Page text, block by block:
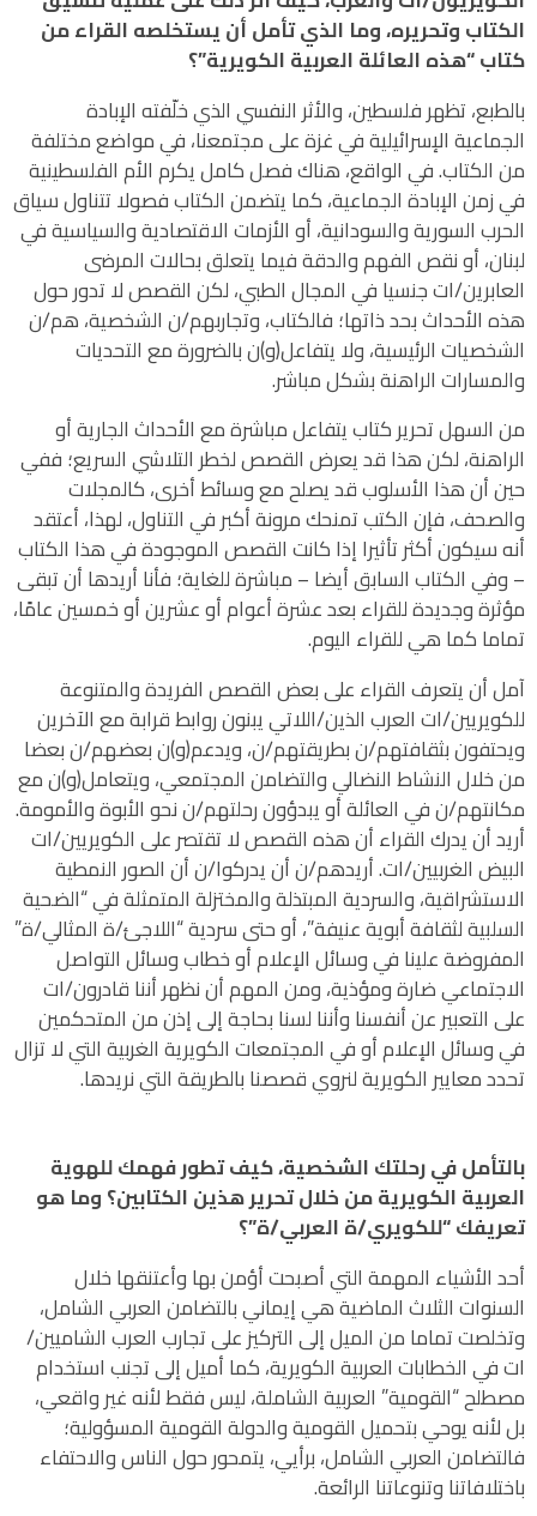
الكتاب وتحريره، وما الذي تأمل أن يستخلصه القراء من
كتاب “هذه العائلة العربية الكويرية”؟
بالطبع، تظهر فلسطين، والأثر النفسي الذي خلّفته الإبادة
الجماعية الإسرائيلية في غزة على مجتمعنا، في مواضع مختلفة
من الكتاب. في الواقع، هناك فصل كامل يكرم الأم الفلسطينية
في زمن الإبادة الجماعية، كما يتضمن الكتاب فصولا تتناول سياق
الحرب السورية والسودانية، أو الأزمات الاقتصادية والسياسية في
لبنان، أو نقص الفهم والدقة فيما يتعلق بحالات المرضى
العابرين/ات جنسيا في المجال الطبي، لكن القصص لا تدور حول
هذه الأحداث بحد ذاتها؛ فالكتاب، وتجاربهم/ن الشخصية، هم/ن
الشخصيات الرئيسية، ولا يتفاعل(و)ن بالضرورة مع التحديات
والمسارات الراهنة بشكل مباشر.
من السهل تحرير كتاب يتفاعل مباشرة مع الأحداث الجارية أو
الراهنة، لكن هذا قد يعرض القصص لخطر التلاشي السريع؛ ففي
حين أن هذا الأسلوب قد يصلح مع وسائط أخرى، كالمجلات
والصحف، فإن الكتب تمنحك مرونة أكبر في التناول، لهذا، أعتقد
أنه سيكون أكثر تأثيرا إذا كانت القصص الموجودة في هذا الكتاب
– وفي الكتاب السابق أيضا – مباشرة للغاية؛ فأنا أريدها أن تبقى
مؤثرة وجديدة للقراء بعد عشرة أعوام أو عشرين أو خمسين عامًا،
تماما كما هي للقراء اليوم.
آمل أن يتعرف القراء على بعض القصص الفريدة والمتنوعة
للكويريين/ات العرب الذين/اللاتي يبنون روابط قرابة مع الآخرين
ويحتفون بثقافتهم/ن بطريقتهم/ن، ويدعم(و)ن بعضهم/ن بعضا
من خلال النشاط النضالي والتضامن المجتمعي، ويتعامل(و)ن مع
مكانتهم/ن في العائلة أو يبدؤون رحلتهم/ن نحو الأبوة والأمومة.
أريد أن يدرك القراء أن هذه القصص لا تقتصر على الكويريين/ات
البيض الغربيين/ات. أريدهم/ن أن يدركوا/ن أن الصور النمطية
الاستشراقية، والسردية المبتذلة والمختزلة المتمثلة في “الضحية
السلبية لثقافة أبوية عنيفة”، أو حتى سردية “اللاجئ/ة المثالي/ة”
المفروضة علينا في وسائل الإعلام أو خطاب وسائل التواصل
الاجتماعي ضارة ومؤذية، ومن المهم أن نظهر أننا قادرون/ات
على التعبير عن أنفسنا وأننا لسنا بحاجة إلى إذن من المتحكمين
في وسائل الإعلام أو في المجتمعات الكويرية الغربية التي لا تزال
تحدد معايير الكويرية لنروي قصصنا بالطريقة التي نريدها.
بالتأمل في رحلتك الشخصية، كيف تطور فهمك للهوية
العربية الكويرية من خلال تحرير هذين الكتابين؟ وما هو
تعريفك “للكويري/ة العربي/ة”؟
أحد الأشياء المهمة التي أصبحت أؤمن بها وأعتنقها خلال
السنوات الثلاث الماضية هي إيماني بالتضامن العربي الشامل،
وتخلصت تماما من الميل إلى التركيز على تجارب العرب الشاميين/
ات في الخطابات العربية الكويرية، كما أميل إلى تجنب استخدام
مصطلح “القومية” العربية الشاملة، ليس فقط لأنه غير واقعي،
بل لأنه يوحي بتحميل القومية والدولة القومية المسؤولية؛
فالتضامن العربي الشامل، برأيي، يتمحور حول الناس والاحتفاء
باختلافاتنا وتنوعاتنا الرائعة.